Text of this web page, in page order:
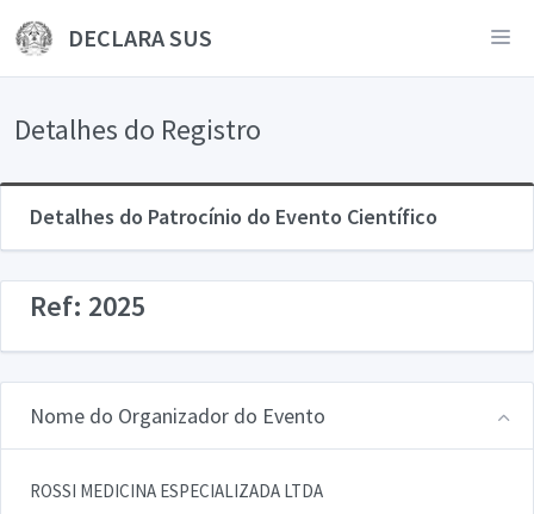
DECLARA SUS
Detalhes do Registro
Detalhes do Patrocínio do Evento Científico
Ref: 2025
Nome do Organizador do Evento
ROSSI MEDICINA ESPECIALIZADA LTDA